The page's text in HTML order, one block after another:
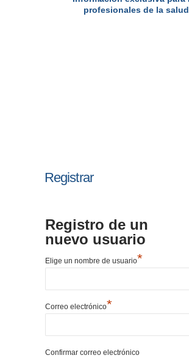
profesionales de la salud
Registrar
Registro de un
nuevo usuario
Elige un nombre de usuario*
Correo electrónico*
Confirmar correo electrónico